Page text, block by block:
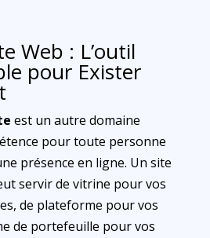
Web : L’outil
pour Exister
est un autre domaine
pour toute personne
présence en ligne. Un site
servir de vitrine pour vos
de plateforme pour vos
de portefeuille pour vos